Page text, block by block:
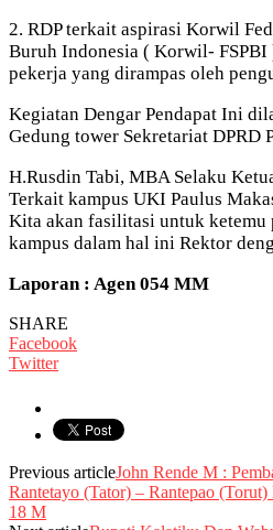
2. RDP terkait aspirasi Korwil
Buruh Indonesia ( Korwil- FSPBI
pekerja yang dirampas oleh
Kegiatan Dengar Pendapat Ini
Gedung tower Sekretariat DPRD
H.Rusdin Tabi, MBA Selaku
Terkait kampus UKI Paulus
Kita akan fasilitasi untuk ketemu
kampus dalam hal ini Rektor
Laporan : Agen 054 MM
SHARE
Facebook
Twitter
Previous articleJohn Rende M :
Rantetayo (Tator) – Rantepao
18 M